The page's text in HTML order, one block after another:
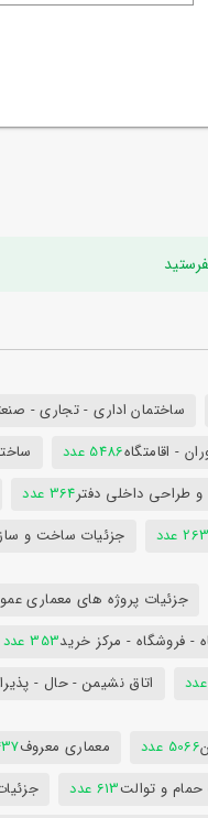
ساختمان اداری - تجاری -
- اقامتگاه5486 عدد
و طراحی داخلی دفتر364 عدد
عدد جزئیات ساخت و ساز
جزئیات پروژه های معماری
- فروشگاه - مرکز خرید353 عدد
اتاق نشیمن - حال -
5066 عدد معماری معروف437
و توالت613 عدد